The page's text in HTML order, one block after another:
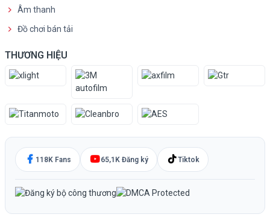
Âm thanh
Đồ chơi bán tải
THƯƠNG HIỆU
118K Fans 65,1K Đăng ký Tiktok